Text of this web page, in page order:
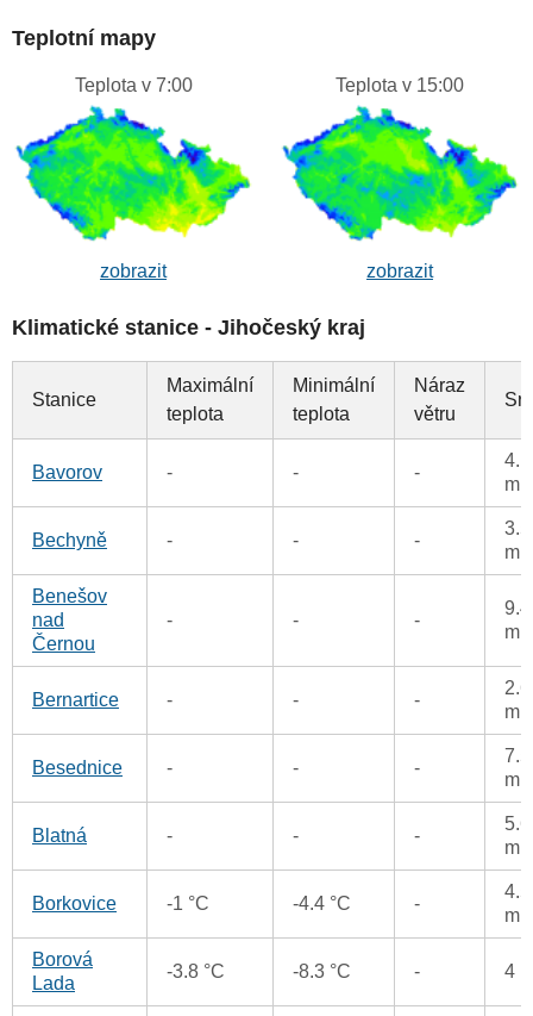
Teplotní mapy
Teplota v 7:00
zobrazit
Teplota v 15:00
zobrazit
Klimatické stanice - Jihočeský kraj
Stanice
Maximální
teplota
Minimální
teplota
Náraz
větru
Bavorov - - -
4.1
Bechyně - - -
3.5
Benešov
nad
Černou
- - -
9.4
Bernartice - - -
2.6
Besednice - - -
7.5
Blatná - - -
5.6
Borkovice -1 °C -4.4 °C -
4.5
Borová
Lada
-3.8 °C -8.3 °C - 4